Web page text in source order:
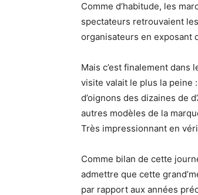
Comme d’habitude, les
spectateurs retrouvaient
organisateurs en exposant
Mais c’est finalement dans
visite valait le plus la peine
d’oignons des dizaines de
autres modèles de la
Très impressionnant en
Comme bilan de cette
admettre que cette
par rapport aux années